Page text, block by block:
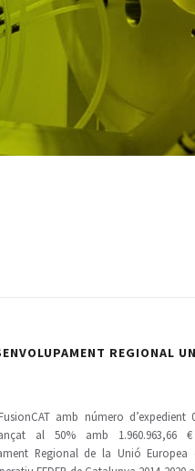
REGIONAL
amb número d’expedient
al 50% amb 1.960.963,66
Regional de la Unió